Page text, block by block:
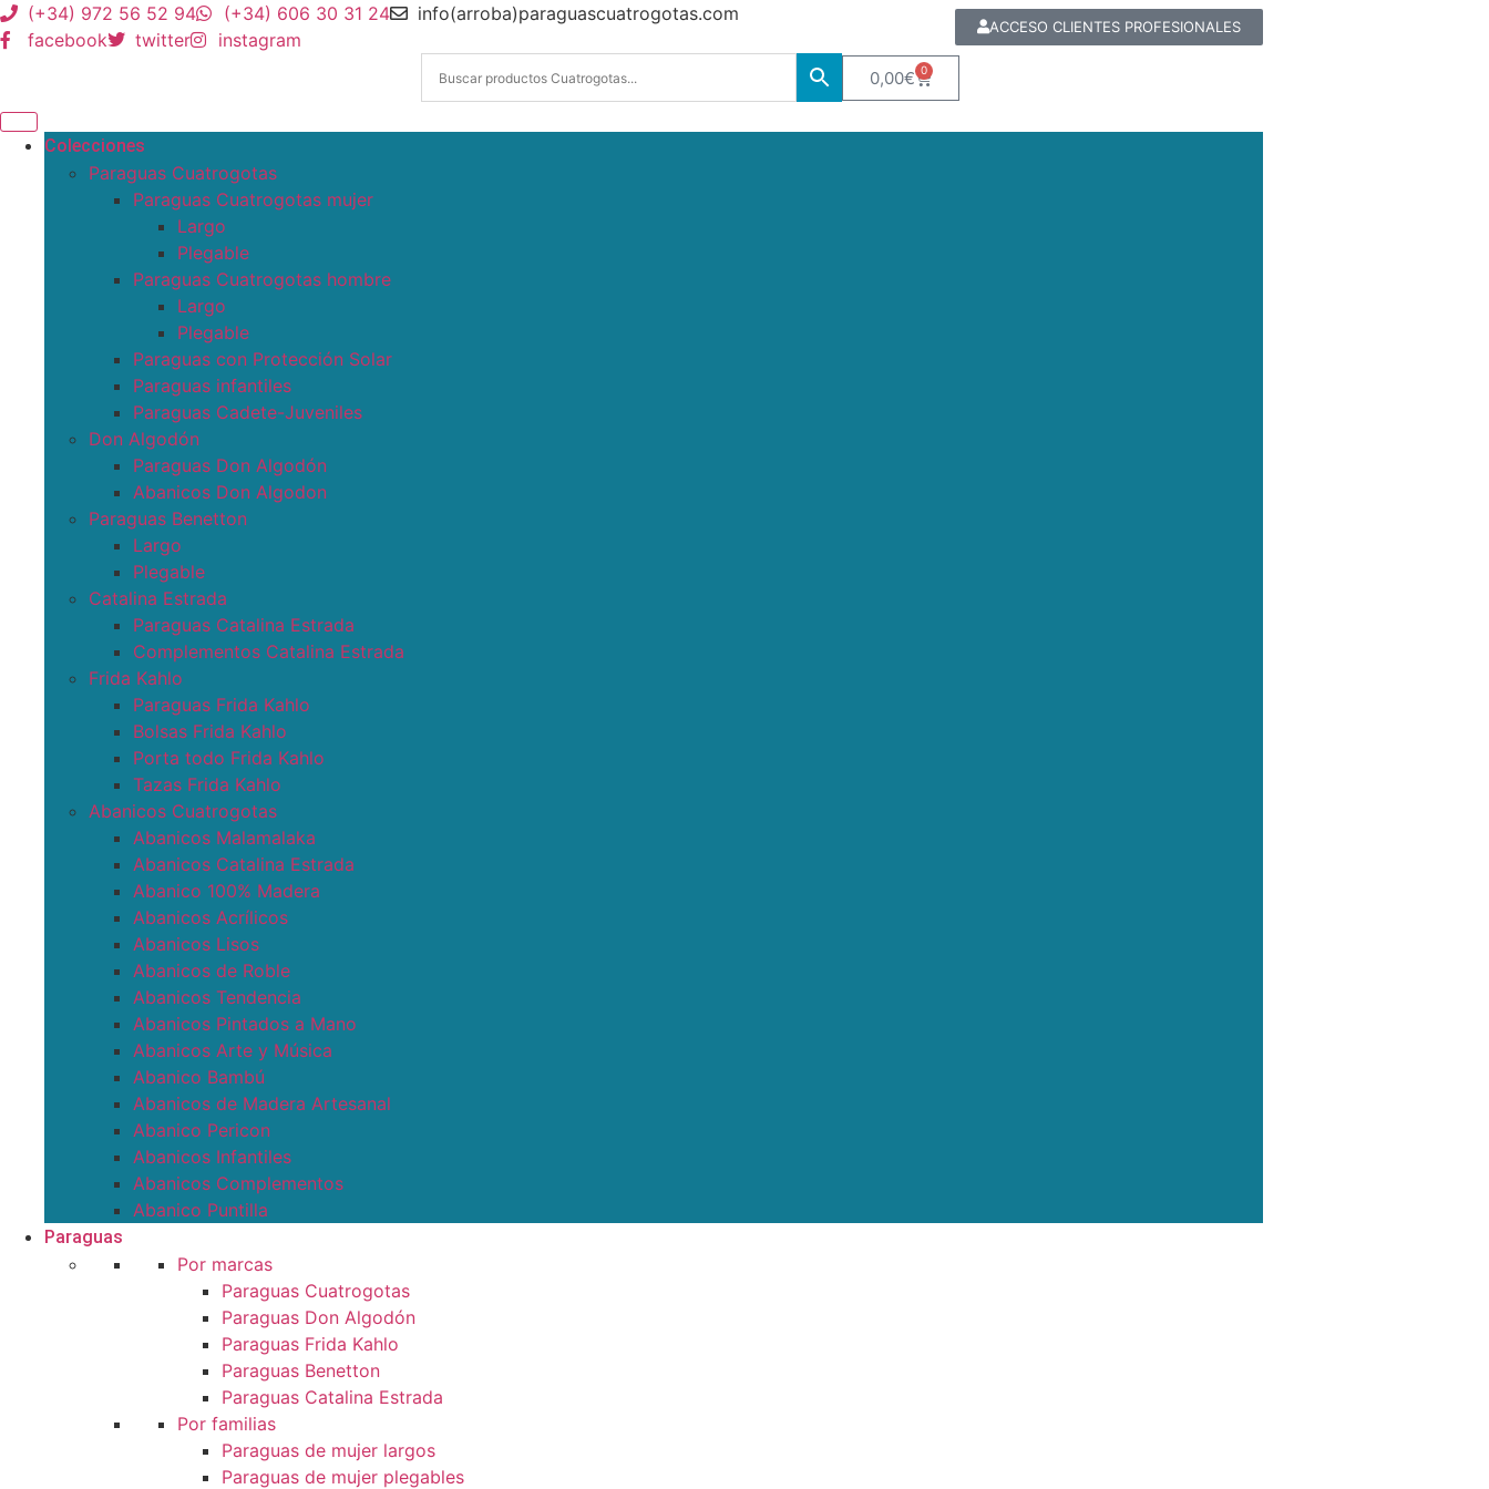
(+34) 972 56 52 94 (+34) 606 30 31 24
info(arroba)paraguascuatrogotas.com
facebook
twitter instagram
ACCESO CLIENTES PROFESIONALES
0,00€ 0
Colecciones
Paraguas Cuatrogotas
Paraguas Cuatrogotas mujer
Largo
Plegable
Paraguas Cuatrogotas hombre
Largo
Plegable
Paraguas con Protección Solar
Paraguas infantiles
Paraguas Cadete-Juveniles
Don Algodón
Paraguas Don Algodón
Abanicos Don Algodon
Paraguas Benetton
Largo
Plegable
Catalina Estrada
Paraguas Catalina Estrada
Complementos Catalina Estrada
Frida Kahlo
Paraguas Frida Kahlo
Bolsas Frida Kahlo
Porta todo Frida Kahlo
Tazas Frida Kahlo
Abanicos Cuatrogotas
Abanicos Malamalaka
Abanicos Catalina Estrada
Abanico 100% Madera
Abanicos Acrílicos
Abanicos Lisos
Abanicos de Roble
Abanicos Tendencia
Abanicos Pintados a Mano
Abanicos Arte y Música
Abanico Bambú
Abanicos de Madera Artesanal
Abanico Pericon
Abanicos Infantiles
Abanicos Complementos
Abanico Puntilla
Paraguas
Por marcas
Paraguas Cuatrogotas
Paraguas Don Algodón
Paraguas Frida Kahlo
Paraguas Benetton
Paraguas Catalina Estrada
Por familias
Paraguas de mujer largos
Paraguas de mujer plegables